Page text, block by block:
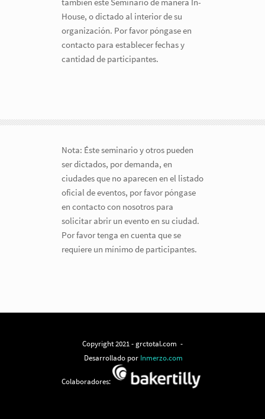
también éste Seminario de manera In-
House, o dictado al interior de su
organización. Por favor póngase en
contacto para establecer fechas y
cantidad de participantes.
Nota: Éste seminario y otros pueden
ser dictados, por demanda, en
ciudades que no aparecen en el listado
oficial de eventos, por favor póngase
en contacto con nosotros para
solicitar abrir un evento en su ciudad.
Por favor tenga en cuenta que se
requiere un mínimo de participantes.
Copyright 2021 - grctotal.com -
Desarrollado por Inmerzo.com
Colaboradores: